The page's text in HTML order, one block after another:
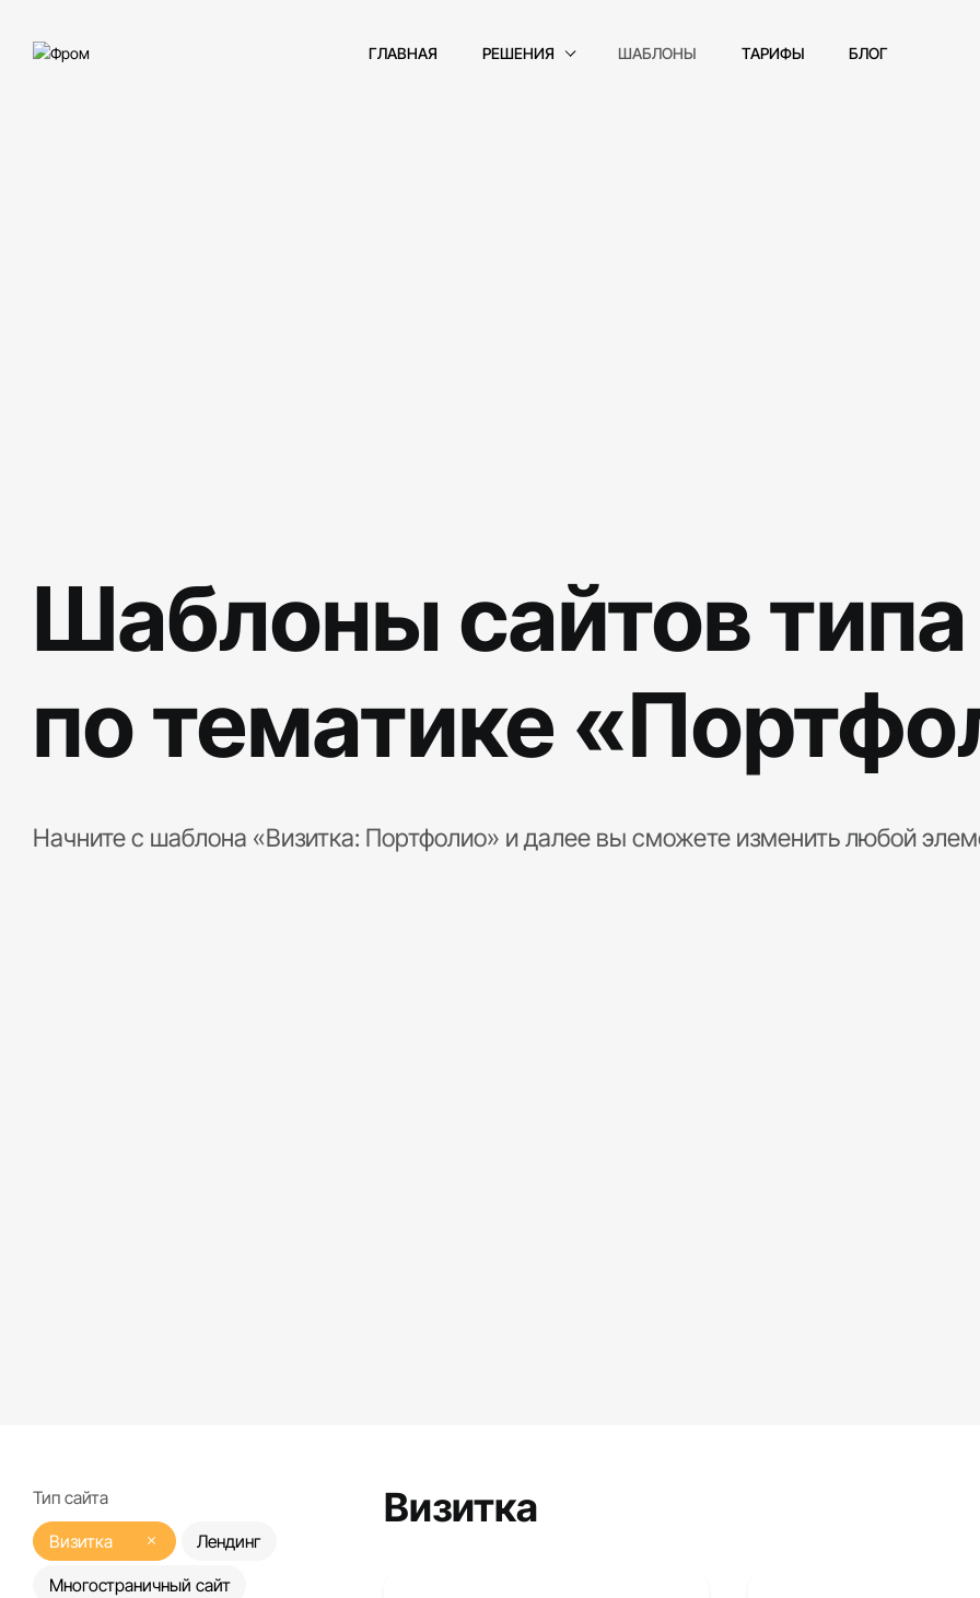
ГЛАВНАЯ РЕШЕНИЯ ШАБЛОНЫ ТАРИФЫ БЛОГ
Шаблоны сайтов
по тематике
Начните с шаблона «Визитка: Портфолио» и далее вы сможете изменить любой
Тип сайта
Визитка Лендинг
Многостраничный сайт
Визитка